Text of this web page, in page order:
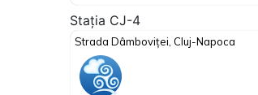
Stația CJ-4